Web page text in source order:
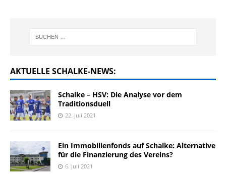
AKTUELLE SCHALKE-NEWS:
Schalke – HSV: Die Analyse vor dem
Traditionsduell
22. Juli 2021
Ein Immobilienfonds auf Schalke: Alternative
für die Finanzierung des Vereins?
6. Juli 2021